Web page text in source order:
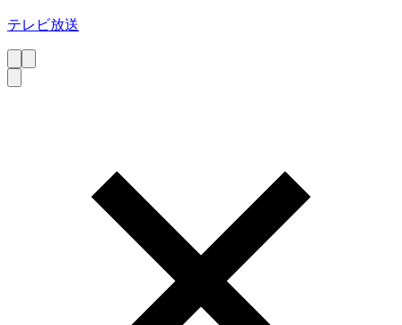
テレビ放送